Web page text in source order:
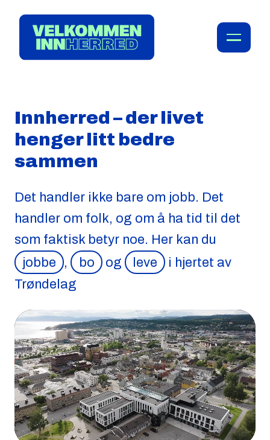
Innherred – der livet
henger litt bedre
sammen
Det handler ikke bare om jobb. Det
handler om folk, og om å ha tid til det
som faktisk betyr noe. Her kan du
jobbe
, bo og leve
i hjertet av
Trøndelag